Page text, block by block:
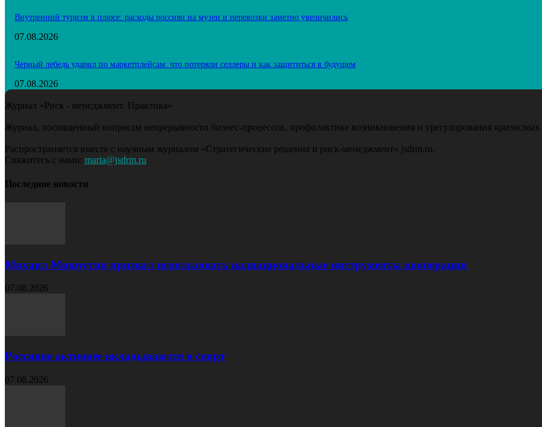
Внутренний туризм в плюсе: расходы россиян на музеи и перевозки заметно увеличились
07.08.2026
Черный лебедь ударил по маркетплейсам: что потеряли селлеры и как защититься в будущем
07.08.2026
Журнал «Риск - менеджмент. Практика»
Журнал, посвященный вопросам непрерывности бизнес-процессов, профилактике возникновения и урегулирования
Распространяется вместе с научным журналом «Стратегические решения и риск-менеджмент» jsdrm.ru.
Свяжитесь с нами: maria@jsdrm.ru
Последние новости
Михаил Мишустин призвал использовать наднациональные инструменты кооперации
07.08.2026
Россияне активнее вкладываются в спорт
07.08.2026